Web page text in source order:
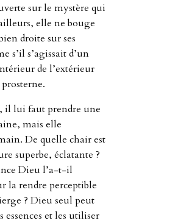
sur le mystère qui
elle ne bouge
droite sur ses
s’il s’agissait d’un
de l’extérieur
il lui faut prendre une
mais elle
De quelle chair est
superbe, éclatante ?
Dieu l’a-t-il
la rendre perceptible
? Dieu seul peut
essences et les utiliser